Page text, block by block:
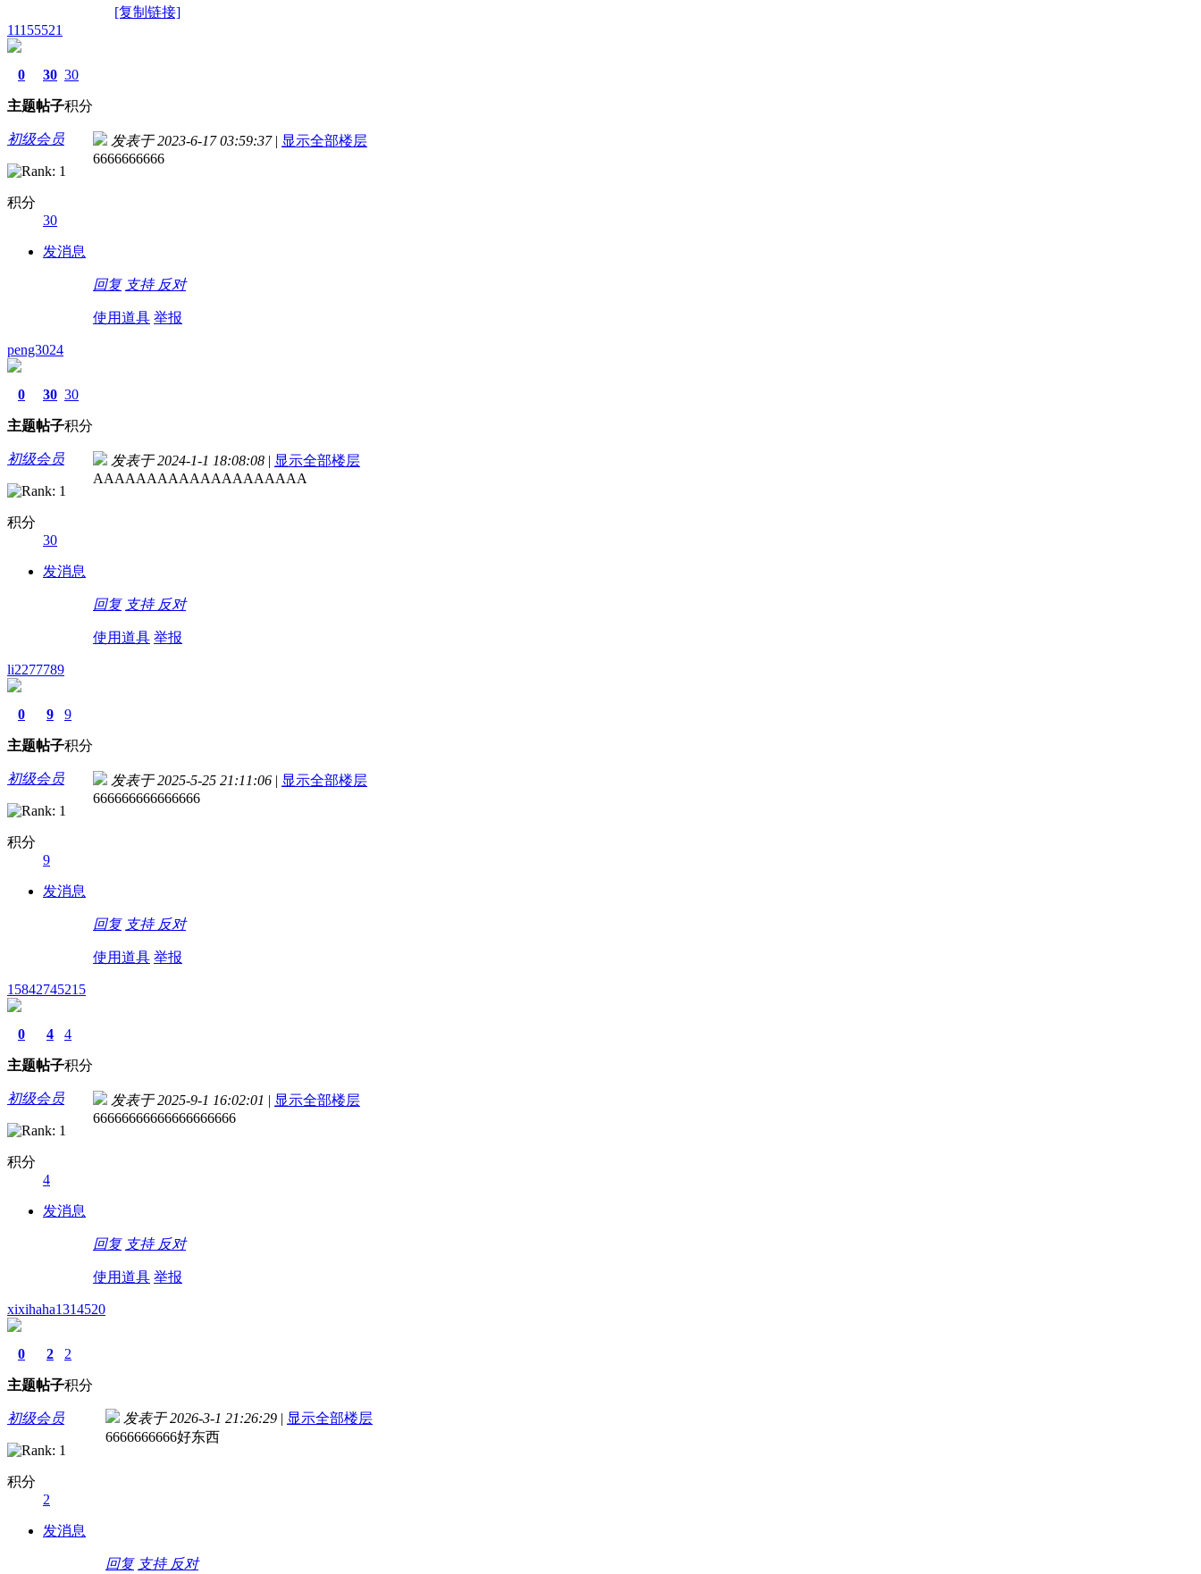
[复制链接]
11155521
0
主题
30
帖子
30
积分
初级会员
积分
30
发消息
发表于 2023-6-17 03:59:37 | 显示全部楼层
6666666666
回复 支持 反对
使用道具 举报
peng3024
0
主题
30
帖子
30
积分
初级会员
积分
30
发消息
发表于 2024-1-1 18:08:08 | 显示全部楼层
AAAAAAAAAAAAAAAAAAAA
回复 支持 反对
使用道具 举报
li2277789
0
主题
9
帖子
9
积分
初级会员
积分
9
发消息
发表于 2025-5-25 21:11:06 | 显示全部楼层
666666666666666
回复 支持 反对
使用道具 举报
15842745215
0
主题
4
帖子
4
积分
初级会员
积分
4
发消息
发表于 2025-9-1 16:02:01 | 显示全部楼层
66666666666666666666
回复 支持 反对
使用道具 举报
xixihaha1314520
0
主题
2
帖子
2
积分
初级会员
积分
2
发消息
发表于 2026-3-1 21:26:29 | 显示全部楼层
6666666666好东西
回复 支持 反对